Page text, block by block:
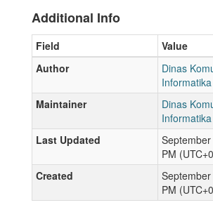
Additional Info
Field
Value
Author
Dinas
Informatika
Maintainer
Dinas
Informatika
Last Updated
PM
Created
PM